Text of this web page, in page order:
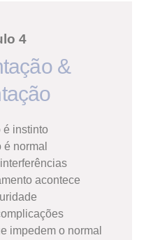
4
&
é instinto
é normal
acontece
impedem o normal